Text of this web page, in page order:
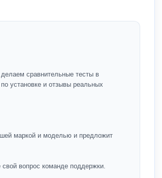
сравнительные тесты в
установке и отзывы реальных
маркой и моделью и предложит
свой вопрос команде поддержки.